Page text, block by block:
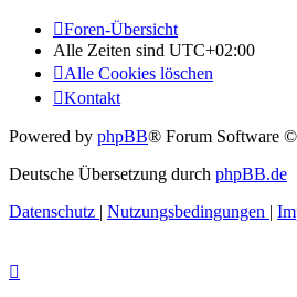
Foren-Übersicht
Alle Zeiten sind UTC+02:00
Alle Cookies löschen
Kontakt
Powered by phpBB® Forum Software
Deutsche Übersetzung durch phpBB.de
Datenschutz | Nutzungsbedingungen |